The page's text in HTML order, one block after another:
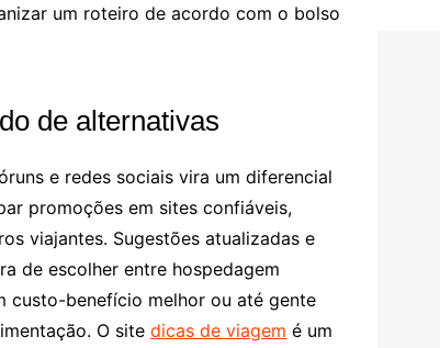
um roteiro de acordo com o bolso
de alternativas
e redes sociais vira um diferencial
promoções em sites confiáveis,
viajantes. Sugestões atualizadas e
de escolher entre hospedagem
custo-benefício melhor ou até gente
O site dicas de viagem é um